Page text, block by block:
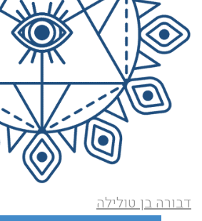
דבורה בן טולילה